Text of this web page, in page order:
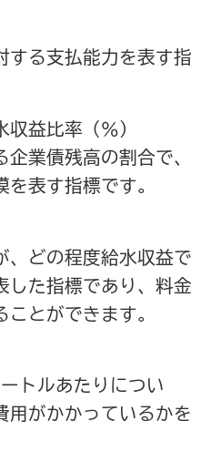
する支払能力を表す指
益比率（％）
企業債残高の割合で、
表す指標です。
、どの程度給水収益で
した指標であり、料金
ことができます。
トルあたりについ
用がかかっているかを